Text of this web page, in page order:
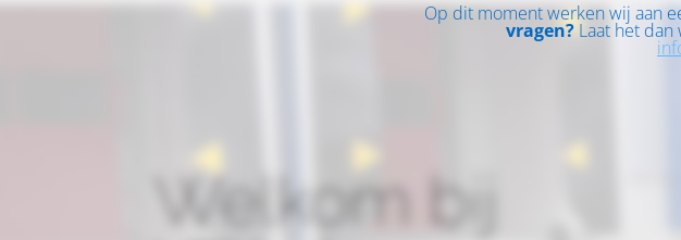
Op dit moment werken wij aan
vragen? Laat het